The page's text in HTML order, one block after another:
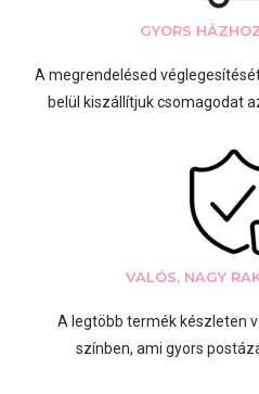
GYORS
A megrendelésed
belül kiszállítjuk csomagodat
VALÓS, NAGY
A legtöbb termék készleten
színben, ami gyors